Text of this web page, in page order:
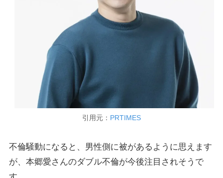
引用元： PRTIMES
不倫騒動になると、男性側に被があるように思えます
が、本郷愛さんのダブル不倫が今後注目されそうで